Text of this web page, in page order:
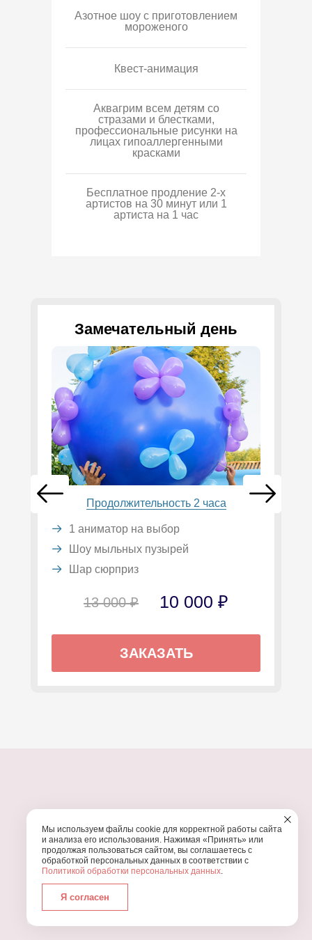
Азотное шоу с приготовлением
мороженого
Квест-анимация
Аквагрим всем детям со
стразами и блестками,
профессиональные рисунки на
лицах гипоаллергенными
красками
Бесплатное продление 2-х
артистов на 30 минут или 1
артиста на 1 час
Замечательный день
Продолжительность 2 часа
1 аниматор на выбор
Шоу мыльных пузырей
Шар сюрприз
13 000 ₽ 10 000 ₽
ЗАКАЗАТЬ
УЗНАЙТЕ, ПОЧЕМУ ПРОВЕДЕНИЕВАШЕГО
ПРАЗДНИКА СТОИТ ДОВЕРИТЬ НАМ
Работаем с 2016 года
Мы используем файлы cookie для корректной работы сайта
и анализа его использования. Нажимая «Принять» или
продолжая пользоваться сайтом, вы соглашаетесь с
обработкой персональных данных в соответствии с
Политикой обработки персональных данных.
Я согласен